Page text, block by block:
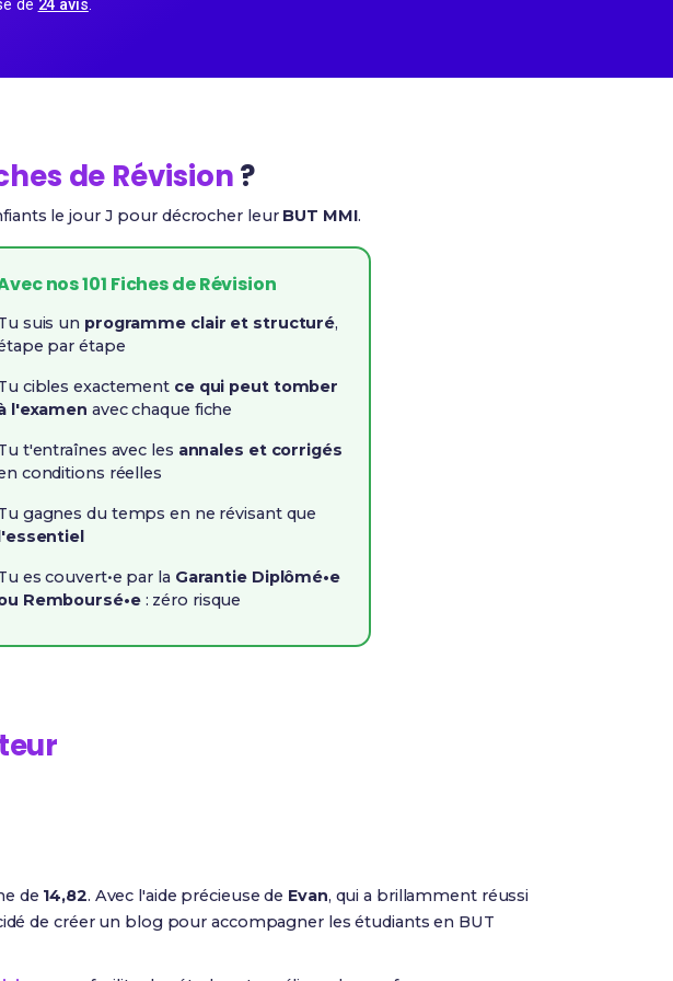
de 24 avis.
de Révision?
le jour J pour décrocher leur BUT MMI.
nos 101 Fiches de Révision
suis un programme clair et structuré,
par étape
cibles exactement ce qui peut tomber
l'examen avec chaque fiche
t'entraînes avec les annales et corrigés
conditions réelles
gagnes du temps en ne révisant que
es couvert•e par la Garantie Diplômé•e
Remboursé•e: zéro risque
de 14,82. Avec l'aide précieuse de Evan, qui a brillamment réussi
de créer un blog pour accompagner les étudiants en BUT